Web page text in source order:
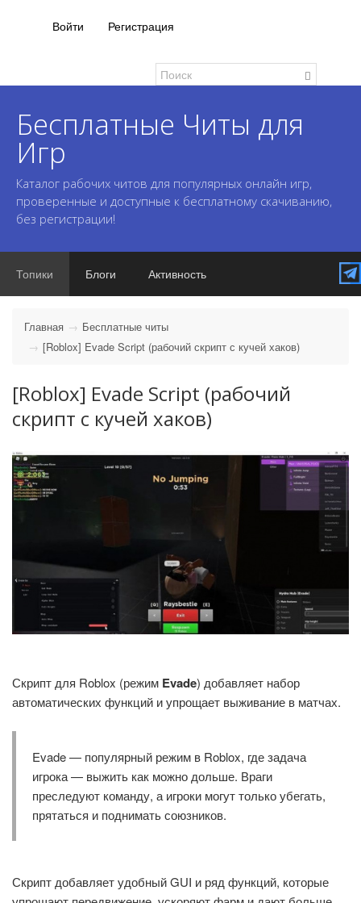
Войти Регистрация
Бесплатные Читы для
Игр
Каталог рабочих читов для популярных онлайн игр,
проверенные и доступные к бесплатному скачиванию,
без регистрации!
Топики Блоги Активность
Главная
Бесплатные читы
[Roblox] Evade Script (рабочий скрипт с кучей хаков)
[Roblox] Evade Script (рабочий
скрипт с кучей хаков)
Скрипт для Roblox (режим Evade) добавляет набор
автоматических функций и упрощает выживание в матчах.
Evade — популярный режим в Roblox, где задача
игрока — выжить как можно дольше. Враги
преследуют команду, а игроки могут только убегать,
прятаться и поднимать союзников.
Скрипт добавляет удобный GUI и ряд функций, которые